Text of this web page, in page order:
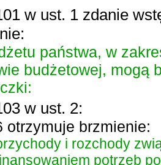
w ust. 1 zdanie
państwa, w
budżetowej, mogą
w ust. 2:
otrzymuje brzmienie:
i rozchody
potrzeb